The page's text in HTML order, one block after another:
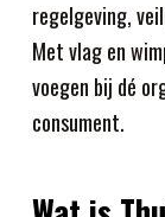
regelgeving,
Met vlag en
voegen bij dé
consument.